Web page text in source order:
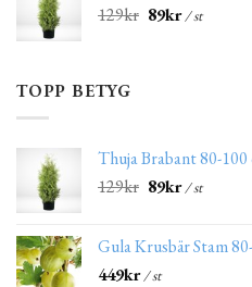
129kr 89kr/ st
TOPP BETYG
Thuja Brabant 80-
129kr 89kr/ st
Gula Krusbär Stam
449kr/ st